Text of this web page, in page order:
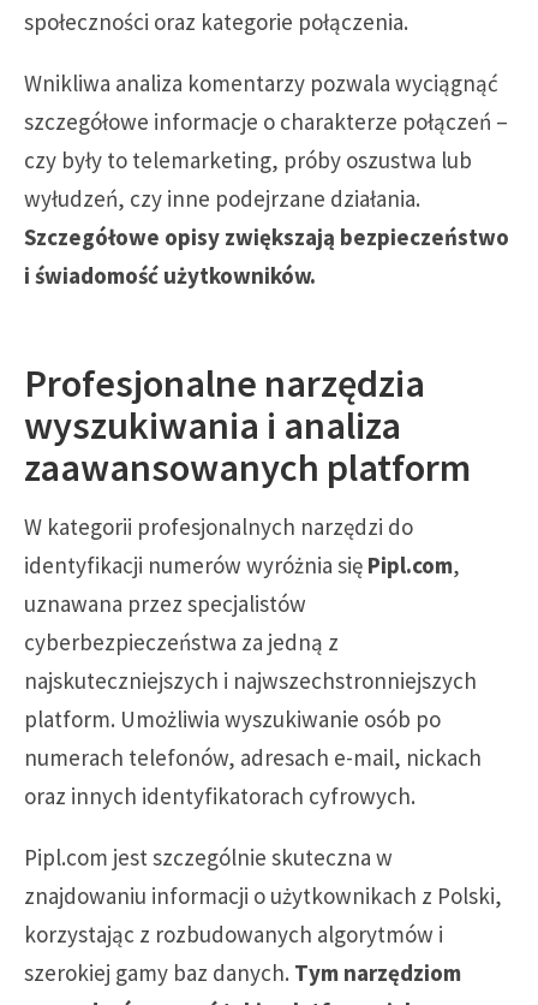
społeczności oraz kategorie połączenia.
Wnikliwa analiza komentarzy pozwala wyciągnąć
szczegółowe informacje o charakterze połączeń –
czy były to telemarketing, próby oszustwa lub
wyłudzeń, czy inne podejrzane działania.
Szczegółowe opisy zwiększają bezpieczeństwo
i świadomość użytkowników.
Profesjonalne narzędzia
wyszukiwania i analiza
zaawansowanych platform
W kategorii profesjonalnych narzędzi do
identyfikacji numerów wyróżnia się Pipl.com,
uznawana przez specjalistów
cyberbezpieczeństwa za jedną z
najskuteczniejszych i najwszechstronniejszych
platform. Umożliwia wyszukiwanie osób po
numerach telefonów, adresach e-mail, nickach
oraz innych identyfikatorach cyfrowych.
Pipl.com jest szczególnie skuteczna w
znajdowaniu informacji o użytkownikach z Polski,
korzystając z rozbudowanych algorytmów i
szerokiej gamy baz danych. Tym narzędziom